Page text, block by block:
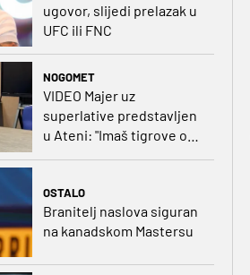
ugovor, slijedi prelazak u
UFC ili FNC
NOGOMET
VIDEO Majer uz
superlative predstavljen
u Ateni: "Imaš tigrove oči,
OSTALO
Branitelj naslova siguran
na kanadskom Mastersu